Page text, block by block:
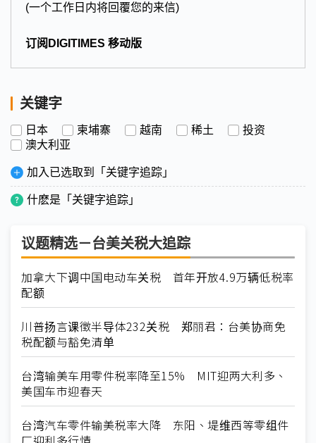
(一个工作日内将回覆您的来信)
订阅DIGITIMES 移动版
关键字
日本 柬埔寨 越南 稀土
投资
澳大利亚
加入已选取到「关键字追踪」
什麽是「关键字追踪」
议题精选－台美关税大追踪
加拿大下调中国电动车关税 首年开放4.9万辆低税率
配额
川普扬言课徵半导体232关税 郑丽君：台美协商免
税配额与豁免清单
台湾输美车用零件税率降至15% MIT迎两大利多、
美国车市迎春天
台湾汽车零件输美税率大降 东阳、堤维西等零组件